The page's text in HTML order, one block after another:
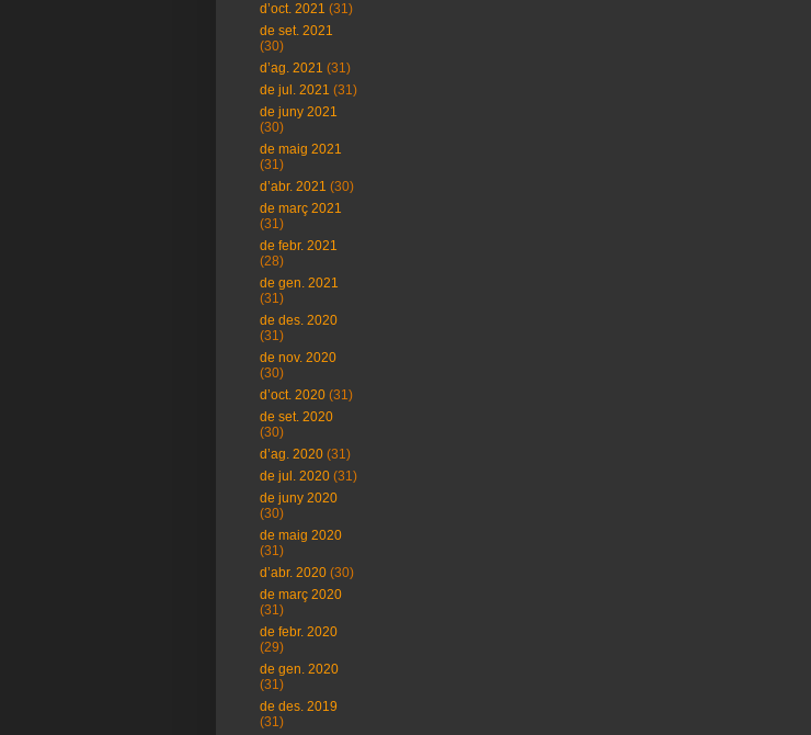
d’oct. 2021 (31)
de set. 2021
(30)
d’ag. 2021 (31)
de jul. 2021 (31)
de juny 2021
(30)
de maig 2021
(31)
d’abr. 2021 (30)
de març 2021
(31)
de febr. 2021
(28)
de gen. 2021
(31)
de des. 2020
(31)
de nov. 2020
(30)
d’oct. 2020 (31)
de set. 2020
(30)
d’ag. 2020 (31)
de jul. 2020 (31)
de juny 2020
(30)
de maig 2020
(31)
d’abr. 2020 (30)
de març 2020
(31)
de febr. 2020
(29)
de gen. 2020
(31)
de des. 2019
(31)